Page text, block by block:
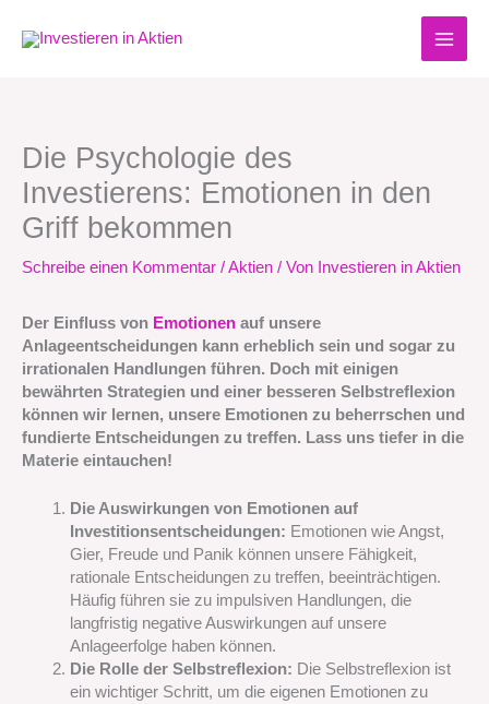
Inhalt
Die Psychologie des
Investierens: Emotionen in den
Griff bekommen
Schreibe einen Kommentar /Aktien / Von Investieren in Aktien
Der Einfluss von Emotionen auf unsere
Anlageentscheidungen kann erheblich sein und sogar zu
irrationalen Handlungen führen. Doch mit einigen
bewährten Strategien und einer besseren Selbstreflexion
können wir lernen, unsere Emotionen zu beherrschen und
fundierte Entscheidungen zu treffen. Lass uns tiefer in die
Materie eintauchen!
Die Auswirkungen von Emotionen auf
Investitionsentscheidungen: Emotionen wie Angst,
Gier, Freude und Panik können unsere Fähigkeit,
rationale Entscheidungen zu treffen, beeinträchtigen.
Häufig führen sie zu impulsiven Handlungen, die
langfristig negative Auswirkungen auf unsere
Anlageerfolge haben können.
Die Rolle der Selbstreflexion: Die Selbstreflexion ist
ein wichtiger Schritt, um die eigenen Emotionen zu